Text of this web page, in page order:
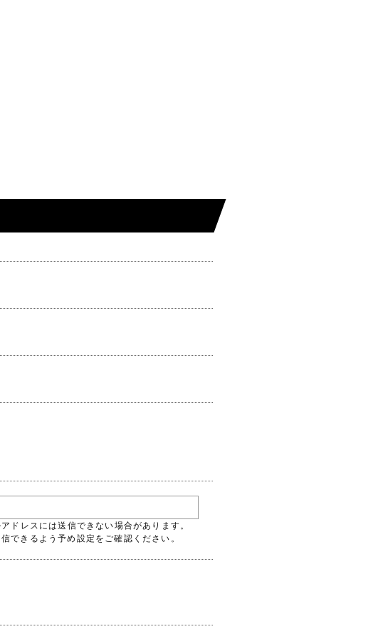
ドレスには送信できない場合があります。
きるよう予め設定をご確認ください。